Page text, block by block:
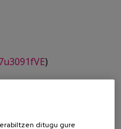
)
ditugu gure